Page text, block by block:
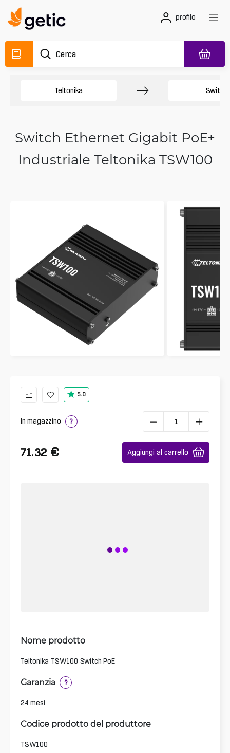
profilo
Teltonika Switch
Switch Ethernet Gigabit PoE+
Industriale Teltonika TSW100
5.0
In magazzino ?
71.32 € Aggiungi al carrello
Nome prodotto
Teltonika TSW100 Switch PoE
Garanzia ?
24 mesi
Codice prodotto del produttore
TSW100